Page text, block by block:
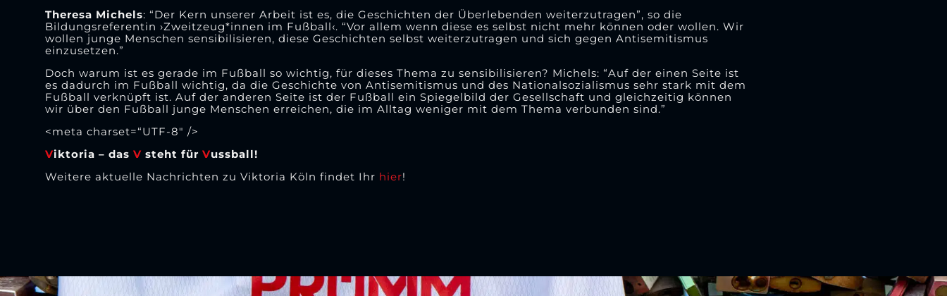
Theresa Michels: “Der Kern unserer Arbeit ist es, die Geschichten der Überlebenden weiterzutragen”, so die
Bildungsreferentin ›Zweitzeug*innen im Fußball‹. “Vor allem wenn diese es selbst nicht mehr können oder wollen. Wir
wollen junge Menschen sensibilisieren, diese Geschichten selbst weiterzutragen und sich gegen Antisemitismus
einzusetzen.”
Doch warum ist es gerade im Fußball so wichtig, für dieses Thema zu sensibilisieren? Michels: “Auf der einen Seite ist
es dadurch im Fußball wichtig, da die Geschichte von Antisemitismus und des Nationalsozialismus sehr stark mit dem
Fußball verknüpft ist. Auf der anderen Seite ist der Fußball ein Spiegelbild der Gesellschaft und gleichzeitig können
wir über den Fußball junge Menschen erreichen, die im Alltag weniger mit dem Thema verbunden sind.”
<meta charset=“UTF-8″ />
Viktoria – das Vsteht für Vussball!
Weitere aktuelle Nachrichten zu Viktoria Köln findet Ihr hier!